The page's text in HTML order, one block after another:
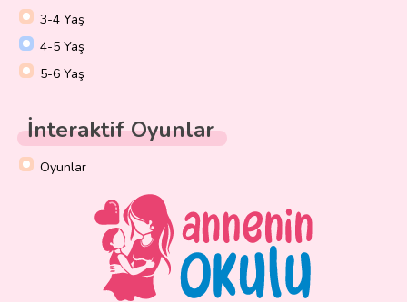
3-4 Yaş
4-5 Yaş
5-6 Yaş
İnteraktif Oyunlar
Oyunlar